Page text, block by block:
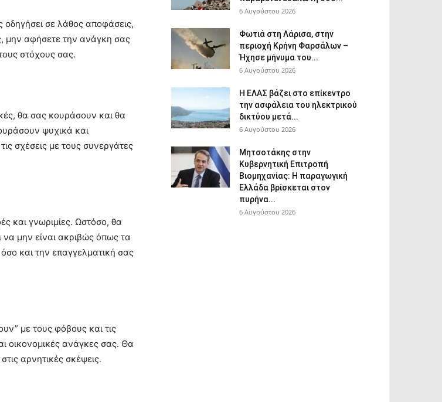
οδηγήσει σε λάθος αποφάσεις,
μην αφήσετε την ανάγκη σας
στόχους σας.
θα σας κουράσουν και θα
ψυχικά και
σχέσεις με τους συνεργάτες
και γνωριμίες. Ωστόσο, θα
να μην είναι ακριβώς όπως τα
και την επαγγελματική σας
με τους φόβους και τις
οικονομικές ανάγκες σας. Θα
αρνητικές σκέψεις.
6 Αυγούστου 2026
Φωτιά στη Λάρισα, στην
περιοχή Κρήνη Φαρσάλων –
Ήχησε μήνυμα του...
6 Αυγούστου 2026
Η ΕΛΑΣ βάζει στο επίκεντρο
την ασφάλεια του ηλεκτρικού
δικτύου μετά...
6 Αυγούστου 2026
Μητσοτάκης στην
Κυβερνητική Επιτροπή
Βιομηχανίας: Η παραγωγική
Ελλάδα βρίσκεται στον
πυρήνα...
6 Αυγούστου 2026